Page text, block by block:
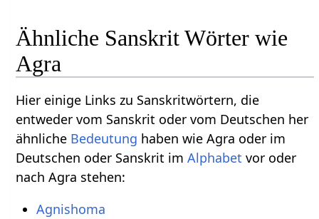
Ähnliche Sanskrit Wörter wie
Agra
Hier einige Links zu Sanskritwörtern, die
entweder vom Sanskrit oder vom Deutschen her
ähnliche Bedeutung haben wie Agra oder im
Deutschen oder Sanskrit imAlphabet vor oder
nach Agra stehen:
Agnishoma